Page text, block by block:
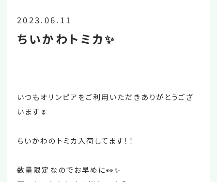
2023.06.11
ちいかわトミカ✨
いつもオリンピアをご利用いただきありがとうござ
います🌷
ちいかわのトミカ入荷してます！！
数量限定なのでお早めに👀✨